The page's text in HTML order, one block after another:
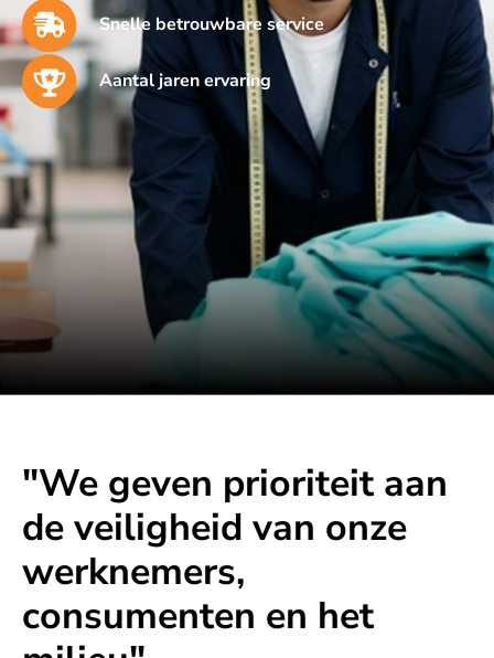
Snelle betrouwbare service
Aantal jaren ervaring
"We geven prioriteit aan
de veiligheid van onze
werknemers,
consumenten en het